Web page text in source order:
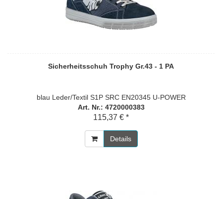
Sicherheitsschuh Trophy Gr.43 - 1 PA
blau Leder/Textil S1P SRC EN20345 U-POWER
Art. Nr.: 4720000383
115,37 € *
Details